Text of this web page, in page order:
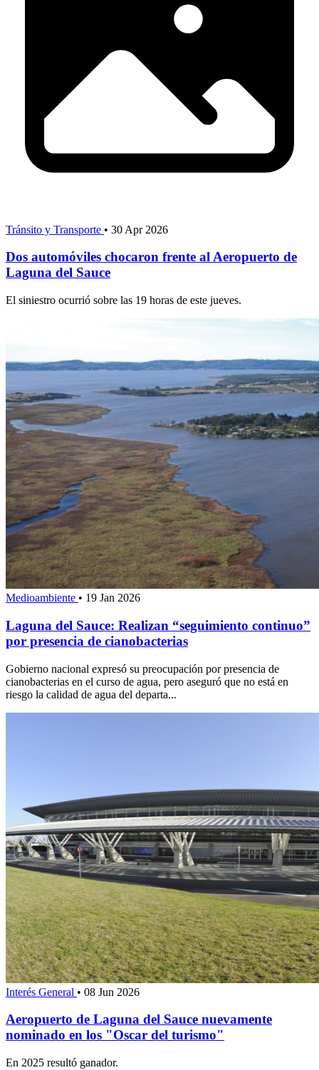
Tránsito y Transporte • 30 Apr 2026
Dos automóviles chocaron frente al Aeropuerto de
Laguna del Sauce
El siniestro ocurrió sobre las 19 horas de este jueves.
Medioambiente • 19 Jan 2026
Laguna del Sauce: Realizan “seguimiento continuo”
por presencia de cianobacterias
Gobierno nacional expresó su preocupación por presencia de
cianobacterias en el curso de agua, pero aseguró que no está en
riesgo la calidad de agua del departa...
Interés General • 08 Jun 2026
Aeropuerto de Laguna del Sauce nuevamente
nominado en los "Oscar del turismo"
En 2025 resultó ganador.